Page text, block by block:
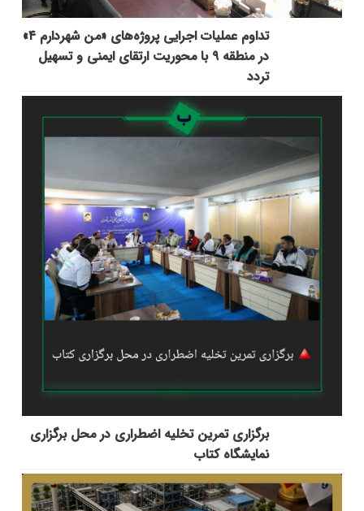
تداوم عملیات اجرایی پروژه‌های «من شهردارم ۴»
در منطقه ۹ با محوریت ارتقای ایمنی و تسهیل
تردد
برگزاری تمرین تخلیه اضطراری در محل برگزاری
نمایشگاه کتاب